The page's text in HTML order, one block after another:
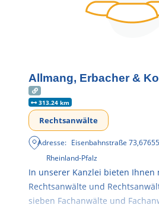
Allmang, Erbacher &
313.24 km
Rechtsanwälte
Adresse: Eisenbahnstraße 73,67655
Rheinland-Pfalz
In unserer Kanzlei bieten Ihnen
Rechtsanwälte und
sieben Fachanwälte und